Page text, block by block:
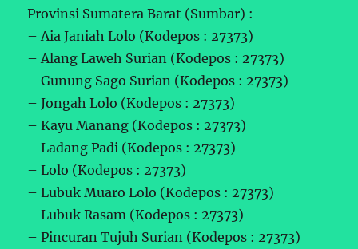
Provinsi Sumatera Barat (Sumbar) :
– Aia Janiah Lolo (Kodepos : 27373)
– Alang Laweh Surian (Kodepos : 27373)
– Gunung Sago Surian (Kodepos : 27373)
– Jongah Lolo (Kodepos : 27373)
– Kayu Manang (Kodepos : 27373)
– Ladang Padi (Kodepos : 27373)
– Lolo (Kodepos : 27373)
– Lubuk Muaro Lolo (Kodepos : 27373)
– Lubuk Rasam (Kodepos : 27373)
– Pincuran Tujuh Surian (Kodepos : 27373)